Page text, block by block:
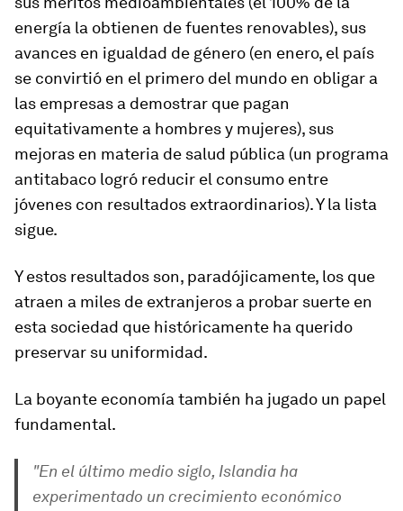
energía la obtienen de fuentes renovables), sus
avances en igualdad de género (en enero, el país
se convirtió en el primero del mundo en obligar a
las empresas a demostrar que pagan
equitativamente a hombres y mujeres), sus
mejoras en materia de salud pública (un programa
antitabaco logró reducir el consumo entre
jóvenes con resultados extraordinarios). Y la lista
sigue.
Y estos resultados son, paradójicamente, los que
atraen a miles de extranjeros a probar suerte en
esta sociedad que históricamente ha querido
preservar su uniformidad.
La boyante economíatambién ha jugado un papel
fundamental.
"En el último medio siglo, Islandia ha
experimentado un crecimiento económico